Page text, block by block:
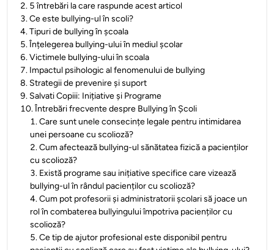
2. 5 întrebări la care raspunde acest articol
3.Ce este bullying-ul în scoli?
4.Tipuri de bullying în școala
5.Înțelegerea bullying-ului în mediul școlar
6.Victimele bullying-ului în scoala
7. Impactul psihologic al fenomenului de bullying
8. Strategii de prevenire și suport
9. Salvati Copiii: Inițiative și Programe
10.Întrebări frecvente despre Bullying în Școli
1.Care sunt unele consecințe legale pentru intimidarea
unei persoane cu scolioză?
2.Cum afectează bullying-ul sănătatea fizică a pacienților
cu scolioză?
3. Există programe sau inițiative specifice care vizează
bullying-ul în rândul pacienților cu scolioză?
4.Cum pot profesorii și administratorii școlari să joace un
rol în combaterea bullyingului împotriva pacienților cu
scolioză?
5.Ce tip de ajutor profesional este disponibil pentru